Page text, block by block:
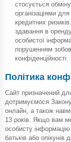
стосується
організаціями
кредитних
здавання в
особистої
порушенням
конфіденційності.
Політика
Сайт призначений
дотримуємося Закону
онлайн, а також
13 років. Якщо вам
особисту
батьків або